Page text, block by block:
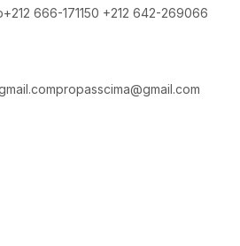
+212 666-171150 +212 642-269066
propasscima@gmail.com